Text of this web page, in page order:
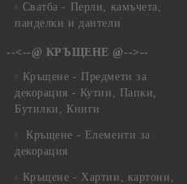
Сватба - Перли, камъчета,
панделки и дантели
--<--@ КРЪЩЕНЕ @-->--
Кръщене - Предмети за
декорация - Кутии, Папки,
Бутилки, Книги
Кръщене - Елементи за
декорация
Кръщене - Хартии, картони,